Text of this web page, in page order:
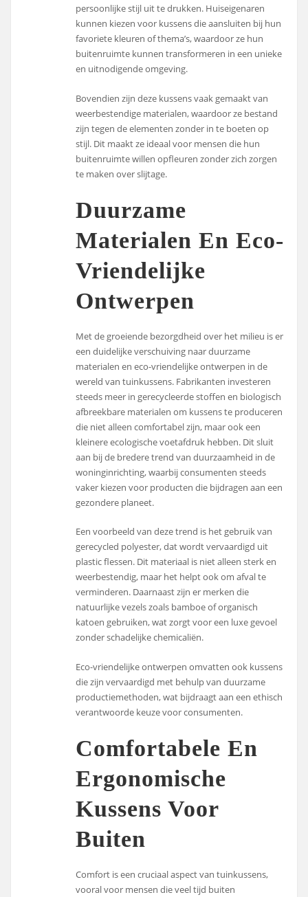
persoonlijke stijl uit te drukken. Huiseigenaren
kunnen kiezen voor kussens die aansluiten bij hun
favoriete kleuren of thema’s, waardoor ze hun
buitenruimte kunnen transformeren in een unieke
en uitnodigende omgeving.
Bovendien zijn deze kussens vaak gemaakt van
weerbestendige materialen, waardoor ze bestand
zijn tegen de elementen zonder in te boeten op
stijl. Dit maakt ze ideaal voor mensen die hun
buitenruimte willen opfleuren zonder zich zorgen
te maken over slijtage.
Duurzame
Materialen En Eco-
Vriendelijke
Ontwerpen
Met de groeiende bezorgdheid over het milieu is er
een duidelijke verschuiving naar duurzame
materialen en eco-vriendelijke ontwerpen in de
wereld van tuinkussens. Fabrikanten investeren
steeds meer in gerecycleerde stoffen en biologisch
afbreekbare materialen om kussens te produceren
die niet alleen comfortabel zijn, maar ook een
kleinere ecologische voetafdruk hebben. Dit sluit
aan bij de bredere trend van duurzaamheid in de
woninginrichting, waarbij consumenten steeds
vaker kiezen voor producten die bijdragen aan een
gezondere planeet.
Een voorbeeld van deze trend is het gebruik van
gerecycled polyester, dat wordt vervaardigd uit
plastic flessen. Dit materiaal is niet alleen sterk en
weerbestendig, maar het helpt ook om afval te
verminderen. Daarnaast zijn er merken die
natuurlijke vezels zoals bamboe of organisch
katoen gebruiken, wat zorgt voor een luxe gevoel
zonder schadelijke chemicaliën.
Eco-vriendelijke ontwerpen omvatten ook kussens
die zijn vervaardigd met behulp van duurzame
productiemethoden, wat bijdraagt aan een ethisch
verantwoorde keuze voor consumenten.
Comfortabele En
Ergonomische
Kussens Voor
Buiten
Comfort is een cruciaal aspect van tuinkussens,
vooral voor mensen die veel tijd buiten